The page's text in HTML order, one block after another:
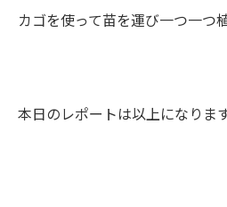
カゴを使って苗を運び一つ一つ
本日のレポートは以上になります